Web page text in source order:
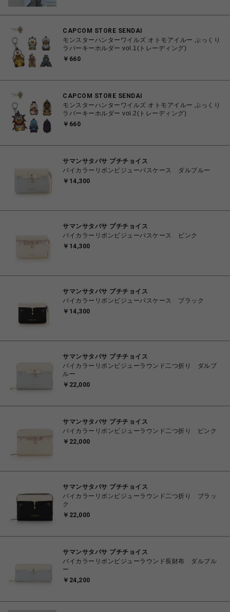
CAPCOM STORE SENDAI
モンスターハンターワイルズ オトモアイルー ぷっくり
ラバーキーホルダー vol.1(トレーディング)
￥660
CAPCOM STORE SENDAI
モンスターハンターワイルズ オトモアイルー ぷっくり
ラバーキーホルダー vol.2(トレーディング)
￥660
サマンサタバサ プチチョイス
バイカラーリボンビジューパスケース ダルブルー
￥14,300
サマンサタバサ プチチョイス
バイカラーリボンビジューパスケース ピンク
￥14,300
サマンサタバサ プチチョイス
バイカラーリボンビジューパスケース ブラック
￥14,300
サマンサタバサ プチチョイス
バイカラーリボンビジューラウンド二つ折り ダルブ
ルー
￥22,000
サマンサタバサ プチチョイス
バイカラーリボンビジューラウンド二つ折り ピンク
￥22,000
サマンサタバサ プチチョイス
バイカラーリボンビジューラウンド二つ折り ブラッ
ク
￥22,000
サマンサタバサ プチチョイス
バイカラーリボンビジューラウンド長財布 ダルブル
ー
￥24,200